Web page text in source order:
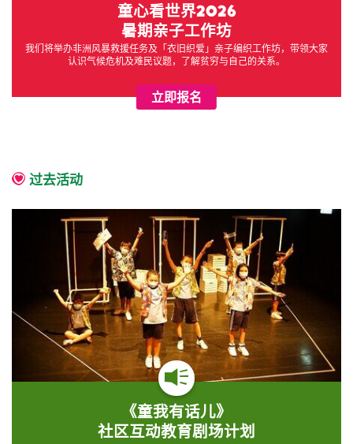
童心看世界2026
暑期亲子工作坊
我们将举办非洲风暴救援任务及「衣旧织爱」亲子编织工作坊，带领大家
认识气候危机及难民议题，了解贫穷与自己的关系。
立即报名
过去活动
《童我有话儿》
社区互动教育剧场计划